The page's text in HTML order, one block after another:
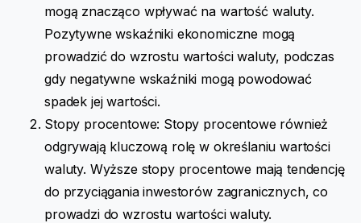
mogą znacząco wpływać na wartość waluty.
Pozytywne wskaźniki ekonomiczne mogą
prowadzić do wzrostu wartości waluty, podczas
gdy negatywne wskaźniki mogą powodować
spadek jej wartości.
Stopy procentowe: Stopy procentowe również
odgrywają kluczową rolę w określaniu wartości
waluty. Wyższe stopy procentowe mają tendencję
do przyciągania inwestorów zagranicznych, co
prowadzi do wzrostu wartości waluty.